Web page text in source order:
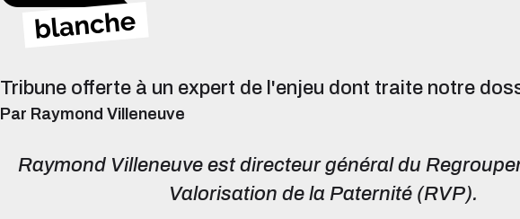
Tribune offerte à un expert de l'enjeu dont traite notre
Par Raymond Villeneuve
Raymond Villeneuve est directeur général du
Valorisation de la Paternité (RVP).